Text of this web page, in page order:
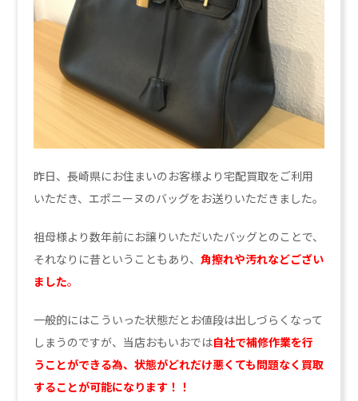
昨日、長崎県にお住まいのお客様より宅配買取をご利用
いただき、エポニーヌのバッグをお送りいただきました。
祖母様より数年前にお譲りいただいたバッグとのことで、
それなりに昔ということもあり、角擦れや汚れなどござい
ました。
一般的にはこういった状態だとお値段は出しづらくなって
しまうのですが、当店おもいおでは自社で補修作業を行
うことができる為、状態がどれだけ悪くても問題なく買取
することが可能になります！！